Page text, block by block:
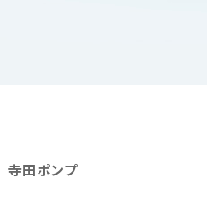
寺田ポンプ